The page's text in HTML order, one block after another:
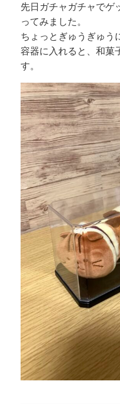
先日ガチャガチャでゲ
ってみました。
ちょっとぎゅうぎゅう
容器に入れると、和菓
す。